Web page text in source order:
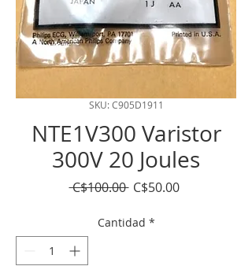
SKU: C905D1911
NTE1V300 Varistor
300V 20 Joules
C$100.00 Precio
C$50.00Precio
Cantidad *